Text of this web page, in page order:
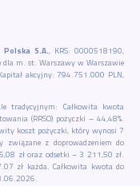
Polska S.A., KRS: 0000518190,
m. st. Warszawy w Warszawie
akcyjny: 794.751.000 PLN,
tradycyjnym: Całkowita kwota
(RRSO) pożyczki – 44,48%.
koszt pożyczki, który wynosi 7
związane z doprowadzeniem do
zł oraz odsetki – 3 211,50 zł.
zł każda. Całkowita kwota do